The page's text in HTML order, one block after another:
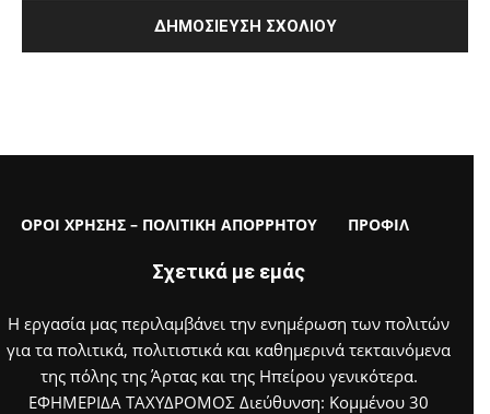
ΟΡΟΙ ΧΡΗΣΗΣ – ΠΟΛΙΤΙΚΗ ΑΠΟΡΡΗΤΟΥ ΠΡΟΦΙΛ
Σχετικά με εμάς
Η εργασία μας περιλαμβάνει την ενημέρωση των πολιτών
για τα πολιτικά, πολιτιστικά και καθημερινά τεκταινόμενα
της πόλης της Άρτας και της Ηπείρου γενικότερα.
ΕΦΗΜΕΡΙΔΑ ΤΑΧΥΔΡΟΜΟΣ Διεύθυνση: Κομμένου 30